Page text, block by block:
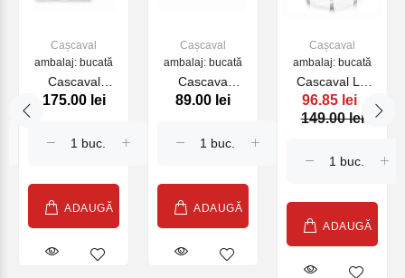
Cașcaval
ambalaj: bucată
Cascaval
Comte 8 mois
(22434)
175.00 lei
ADAUGĂ
Cașcaval
ambalaj: bucată
Cascava
BUCHETTE
PAST SOUS
SOIGNON 125
g (27912)
89.00 lei
ADAUGĂ
Cașcaval
ambalaj: bucată
Cascaval LE
MONT NOIX
200g (22396)
96.85 lei
149.00 lei
ADAUGĂ